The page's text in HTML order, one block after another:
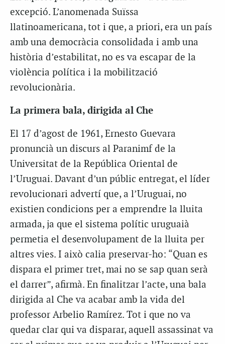
excepció. L’anomenada Suïssa
llatinoamericana, tot i que, a priori, era un país
amb una democràcia consolidada i amb una
història d’estabilitat, no es va escapar de la
violència política i la mobilització
revolucionària.
La primera bala, dirigida al Che
El 17 d’agost de 1961, Ernesto Guevara
pronuncià un discurs al Paranimf de la
Universitat de la República Oriental de
l’Uruguai. Davant d’un públic entregat, el líder
revolucionari advertí que, a l’Uruguai, no
existien condicions per a emprendre la lluita
armada, ja que el sistema polític uruguaià
permetia el desenvolupament de la lluita per
altres vies. I això calia preservar-ho: “Quan es
dispara el primer tret, mai no se sap quan serà
el darrer”, afirmà. En finalitzar l’acte, una bala
dirigida al Che va acabar amb la vida del
professor Arbelio Ramírez. Tot i que no va
quedar clar qui va disparar, aquell assassinat va